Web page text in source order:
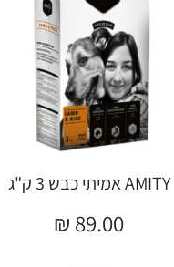
AMITY אמיתי כבש 3 ק"ג
₪ 89.00